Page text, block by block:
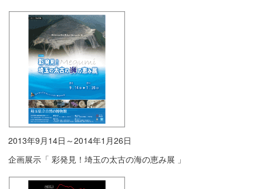
2013年9月14日～2014年1月26日
企画展示「 彩発見！埼玉の太古の海の恵み展 」